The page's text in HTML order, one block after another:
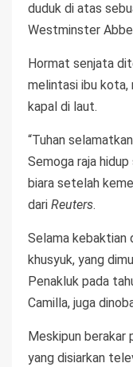
duduk di atas
Westminster
Hormat senjata
melintasi ibu kota,
kapal di laut.
“Tuhan
Semoga raja
biara setelah
dari Reuters.
Selama kebaktian
khusyuk, yang
Penakluk pada
Camilla, juga
Meskipun berakar
yang disiarkan